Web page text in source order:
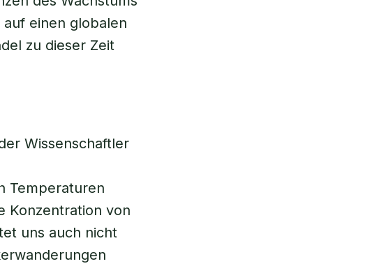
einen globalen
zu dieser Zeit
Wissenschaftler
Temperaturen
Konzentration von
uns auch nicht